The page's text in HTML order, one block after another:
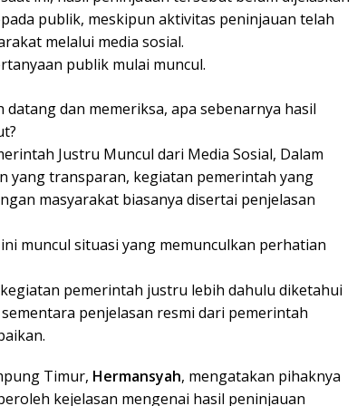
publik, meskipun aktivitas peninjauan telah
melalui media sosial.
publik mulai muncul.
datang dan memeriksa, apa sebenarnya hasil
Justru Muncul dari Media Sosial, Dalam
yang transparan, kegiatan pemerintah yang
masyarakat biasanya disertai penjelasan
muncul situasi yang memunculkan perhatian
pemerintah justru lebih dahulu diketahui
penjelasan resmi dari pemerintah
Timur, Hermansyah, mengatakan pihaknya
kejelasan mengenai hasil peninjauan